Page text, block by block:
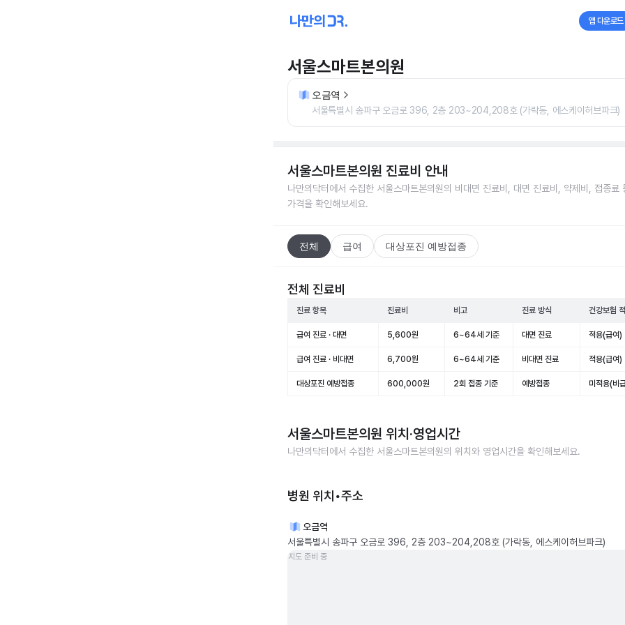
앱 다운로드
서울스마트본의원
오금역
서울특별시 송파구 오금로 396, 2층 203~204,208호 (가락동, 에스케이허브파크)
서울스마트본의원 진료비 안내
나만의닥터에서 수집한 서울스마트본의원의 비대면 진료비, 대면 진료비, 약제비, 접종료
가격을 확인해보세요.
전체 급여 대상포진 예방접종
전체 진료비
진료 항목 진료비 비고 진료 방식 건강보험
급여 진료 · 대면 5,600원 6~64세 기준 대면 진료 적용(급여)
급여 진료 · 비대면 6,700원 6~64세 기준 비대면 진료 적용(급여)
대상포진 예방접종 600,000원 2회 접종 기준 예방접종 미적용(비
서울스마트본의원 위치·영업시간
나만의닥터에서 수집한 서울스마트본의원의 위치와 영업시간을 확인해보세요.
병원 위치•주소
오금역
서울특별시 송파구 오금로 396, 2층 203~204,208호 (가락동, 에스케이허브파크)
지도 준비 중